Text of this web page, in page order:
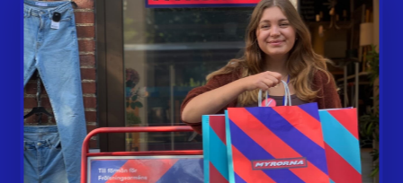
Webbshop
Butiker
Lämna in
Vårt överskott
Inlämningsplatser